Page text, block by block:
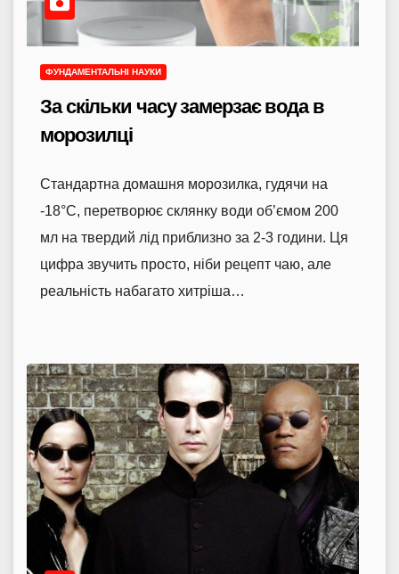
ФУНДАМЕНТАЛЬНІ НАУКИ
За скільки часу замерзає вода в
морозилці
Стандартна домашня морозилка, гудячи на
-18°C, перетворює склянку води об’ємом 200
мл на твердий лід приблизно за 2-3 години. Ця
цифра звучить просто, ніби рецепт чаю, але
реальність набагато хитріша…